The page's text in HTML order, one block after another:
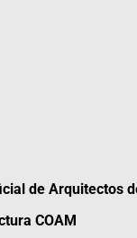
de Arquitectos
COAM